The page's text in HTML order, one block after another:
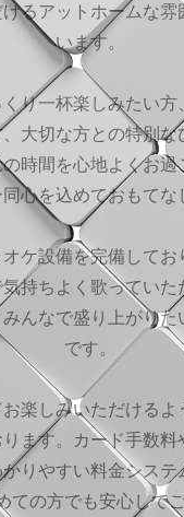
るアットホームな雰
います。
り一杯楽しみたい方
大切な方との特別
時間を心地よくお過
心を込めておもてな
ケ設備を完備してお
持ちよく歌っていた
んなで盛り上がりた
です。
楽しみいただけるよ
ます。カード手数料
りやすい料金システ
ての方でも安心して